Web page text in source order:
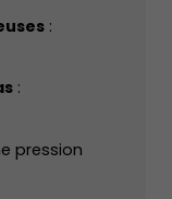
:
:
pression